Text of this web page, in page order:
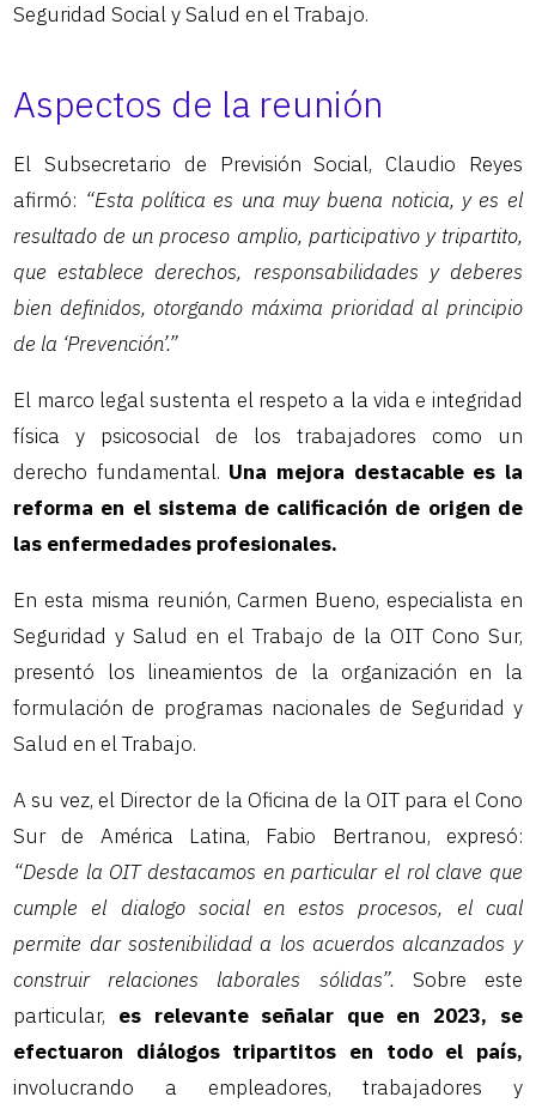
Seguridad Social y Salud en el Trabajo.
Aspectos de la reunión
El Subsecretario de Previsión Social, Claudio Reyes
afirmó: “Esta política es una muy buena noticia, y es el
resultado de un proceso amplio, participativo y tripartito,
que establece derechos, responsabilidades y deberes
bien definidos, otorgando máxima prioridad al principio
de la ‘Prevención’.”
El marco legal sustenta el respeto a la vida e integridad
física y psicosocial de los trabajadores como un
derecho fundamental. Una mejora destacable es la
reforma en el sistema de calificación de origen de
las enfermedades profesionales.
En esta misma reunión, Carmen Bueno, especialista en
Seguridad y Salud en el Trabajo de la OIT Cono Sur,
presentó los lineamientos de la organización en la
formulación de programas nacionales de Seguridad y
Salud en el Trabajo.
A su vez, el Director de la Oficina de la OIT para el Cono
Sur de América Latina, Fabio Bertranou, expresó:
“Desde la OIT destacamos en particular el rol clave que
cumple el dialogo social en estos procesos, el cual
permite dar sostenibilidad a los acuerdos alcanzados y
construir relaciones laborales sólidas”. Sobre este
particular, es relevante señalar que en 2023, se
efectuaron diálogos tripartitos en todo el país,
involucrando a empleadores, trabajadores y